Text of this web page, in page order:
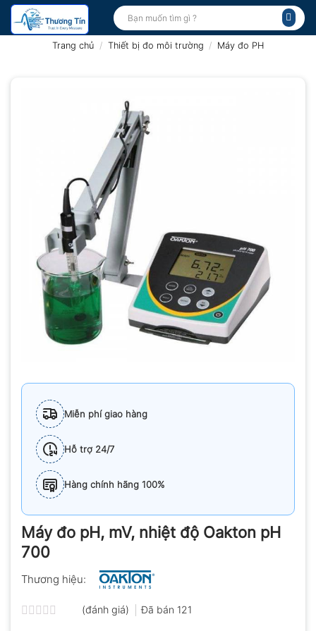
Bỏ
qua
Tìm
kiếm:
Trang chủ / Thiết bị đo môi trường / Máy đo PH
Miễn phí giao hàng
Hỗ trợ 24/7
Hàng chính hãng 100%
Máy đo pH, mV, nhiệt độ Oakton pH
700
Thương hiệu:
(đánh giá) Đã bán 121